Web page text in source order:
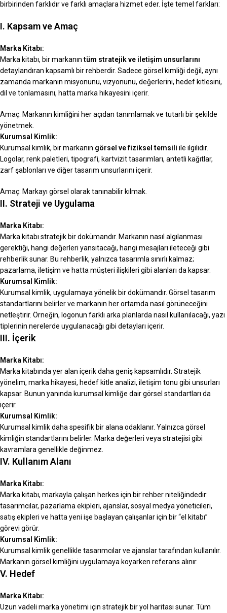
birbirinden farklıdır ve farklı amaçlara hizmet eder. İşte temel farkları:
I. Kapsam ve Amaç
Marka Kitabı:
Marka kitabı, bir markanıntüm stratejik ve iletişim unsurlarını
detaylandıran kapsamlı bir rehberdir. Sadece görsel kimliği değil, aynı
zamanda markanın misyonunu, vizyonunu, değerlerini, hedef kitlesini,
dil ve tonlamasını, hatta marka hikayesini içerir.
Amaç: Markanın kimliğini her açıdan tanımlamak ve tutarlı bir şekilde
yönetmek.
Kurumsal Kimlik:
Kurumsal kimlik, bir markanın görsel ve fiziksel temsili ile ilgilidir.
Logolar, renk paletleri, tipografi, kartvizit tasarımları, antetli kağıtlar,
zarf şablonları ve diğer tasarım unsurlarını içerir.
Amaç: Markayı görsel olarak tanınabilir kılmak.
II. Strateji ve Uygulama
Marka Kitabı:
Marka kitabı stratejik bir dokümandır. Markanın nasıl algılanması
gerektiği, hangi değerleri yansıtacağı, hangi mesajları ileteceği gibi
rehberlik sunar. Bu rehberlik, yalnızca tasarımla sınırlı kalmaz;
pazarlama, iletişim ve hatta müşteri ilişkileri gibi alanları da kapsar.
Kurumsal Kimlik:
Kurumsal kimlik, uygulamaya yönelik bir dokümandır. Görsel tasarım
standartlarını belirler ve markanın her ortamda nasıl görüneceğini
netleştirir. Örneğin, logonun farklı arka planlarda nasıl kullanılacağı, yazı
tiplerinin nerelerde uygulanacağı gibi detayları içerir.
III. İçerik
Marka Kitabı:
Marka kitabında yer alan içerik daha geniş kapsamlıdır. Stratejik
yönelim, marka hikayesi, hedef kitle analizi, iletişim tonu gibi unsurları
kapsar. Bunun yanında kurumsal kimliğe dair görsel standartları da
içerir.
Kurumsal Kimlik:
Kurumsal kimlik daha spesifik bir alana odaklanır. Yalnızca görsel
kimliğin standartlarını belirler. Marka değerleri veya stratejisi gibi
kavramlara genellikle değinmez.
IV. Kullanım Alanı
Marka Kitabı:
Marka kitabı, markayla çalışan herkes için bir rehber niteliğindedir:
tasarımcılar, pazarlama ekipleri, ajanslar, sosyal medya yöneticileri,
satış ekipleri ve hatta yeni işe başlayan çalışanlar için bir “el kitabı”
görevi görür.
Kurumsal Kimlik:
Kurumsal kimlik genellikle tasarımcılar ve ajanslar tarafından kullanılır.
Markanın görsel kimliğini uygulamaya koyarken referans alınır.
V. Hedef
Marka Kitabı:
Uzun vadeli marka yönetimi için stratejik bir yol haritası sunar. Tüm